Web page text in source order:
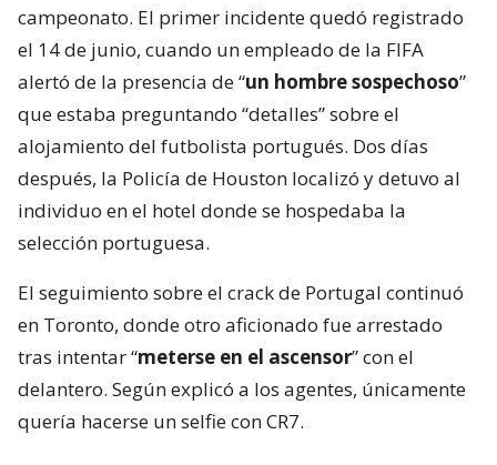
campeonato. El primer incidente quedó registrado
el 14 de junio, cuando un empleado de la FIFA
alertó de la presencia de “un hombre sospechoso”
que estaba preguntando “detalles” sobre el
alojamiento del futbolista portugués. Dos días
después, la Policía de Houston localizó y detuvo al
individuo en el hotel donde se hospedaba la
selección portuguesa.
El seguimiento sobre el crack de Portugal continuó
en Toronto, donde otro aficionado fue arrestado
tras intentar “meterse en el ascensor” con el
delantero. Según explicó a los agentes, únicamente
quería hacerse un selfie con CR7.